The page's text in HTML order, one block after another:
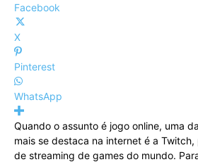
Facebook
X
Pinterest
WhatsApp
Quando o assunto é jogo online, uma
mais se destaca na internet é a
de streaming de games do mundo.